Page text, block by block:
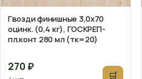
Гвозди финишные 3,0х70
оцинк. (0,4 кг), ГОСКРЕП-
пл.конт 280 мл (тк=20)
270 ₽
🛒